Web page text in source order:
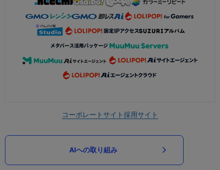
コーポレートサイト採用サイト
AIへの取り組み